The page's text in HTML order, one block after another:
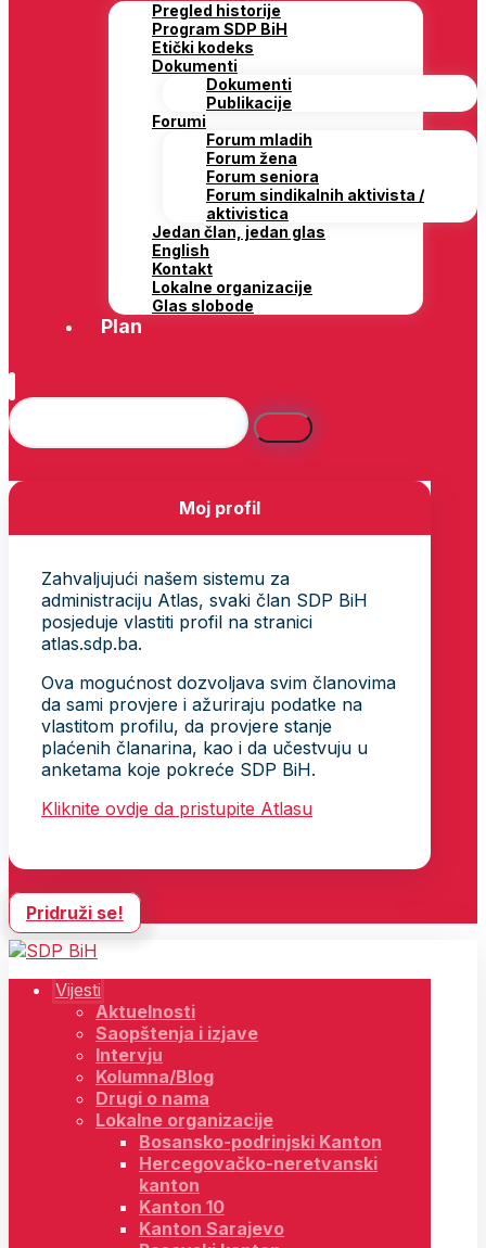
Pregled historije
Program SDP BiH
Etički kodeks
Dokumenti
Dokumenti
Publikacije
Forumi
Forum mladih
Forum žena
Forum seniora
Forum sindikalnih aktivista /
aktivistica
Jedan član, jedan glas
English
Kontakt
Lokalne organizacije
Glas slobode
Plan
Moj profil
Zahvaljujući našem sistemu za
administraciju Atlas, svaki član SDP BiH
posjeduje vlastiti profil na stranici
atlas.sdp.ba.
Ova mogućnost dozvoljava svim članovima
da sami provjere i ažuriraju podatke na
vlastitom profilu, da provjere stanje
plaćenih članarina, kao i da učestvuju u
anketama koje pokreće SDP BiH.
Kliknite ovdje da pristupite Atlasu
Pridruži se!
Vijesti
Aktuelnosti
Saopštenja i izjave
Intervju
Kolumna/Blog
Drugi o nama
Lokalne organizacije
Bosansko-podrinjski Kanton
Hercegovačko-neretvanski
kanton
Kanton 10
Kanton Sarajevo